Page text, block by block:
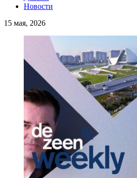
Новости
15 мая, 2026